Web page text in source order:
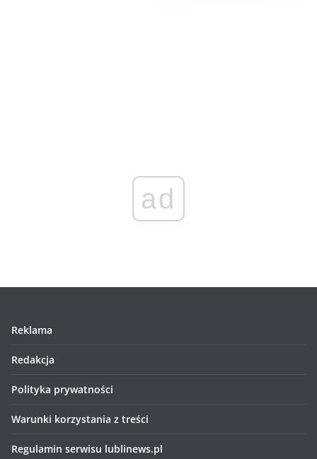
ad
Reklama
Redakcja
Polityka prywatności
Warunki korzystania z treści
Regulamin serwisu lublinews.pl